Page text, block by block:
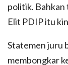
politik. Bahkan
Elit PDIP itu
Statemen juru
membongkar